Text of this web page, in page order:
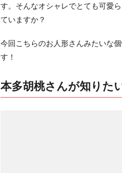
す。そんなオシャレでとても可愛
ていますか？
今回こちらのお人形さんみたいな
す！
本多胡桃さんが知りた